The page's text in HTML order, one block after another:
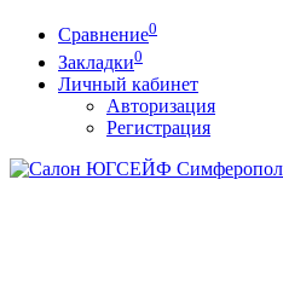
Сравнение0
Закладки0
Личный кабинет
Авторизация
Регистрация